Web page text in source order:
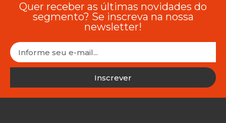
Quer receber as últimas novidades do
segmento? Se inscreva na nossa
newsletter!
Inscrever